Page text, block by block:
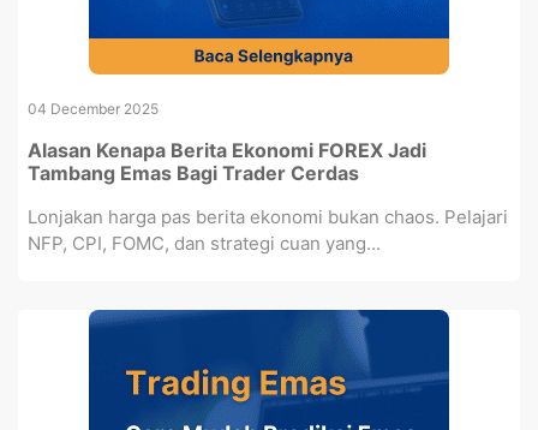
04 December 2025
Alasan Kenapa Berita Ekonomi FOREX Jadi
Tambang Emas Bagi Trader Cerdas
Lonjakan harga pas berita ekonomi bukan chaos. Pelajari
NFP, CPI, FOMC, dan strategi cuan yang...